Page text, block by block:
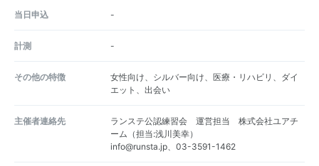
当日申込 -
計測 -
その他の特徴
女性向け、シルバー向け、医療・リハビリ、ダイ
エット、出会い
主催者連絡先
ランステ公認練習会 運営担当 株式会社ユアチ
ーム（担当:浅川美幸）
info@runsta.jp、03-3591-1462